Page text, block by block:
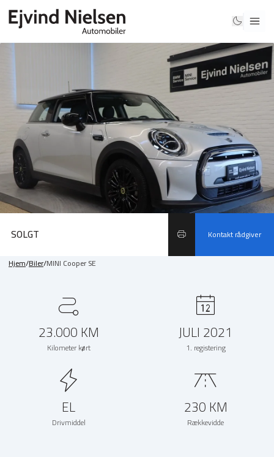
SOLGT Kontakt rådgiver
Hjem/Biler/MINI Cooper SE
23.000 KM
Kilometer kørt
JULI 2021
1. registering
EL
Drivmiddel
230 KM
Rækkevidde